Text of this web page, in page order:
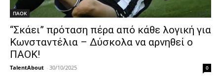
ΠΑΟΚ
“Σκάει” πρόταση πέρα από κάθε λογική για
Κωνσταντέλια – Δύσκολα να αρνηθεί ο
ΠΑΟΚ!
TalentAbout - 30/10/2025 0